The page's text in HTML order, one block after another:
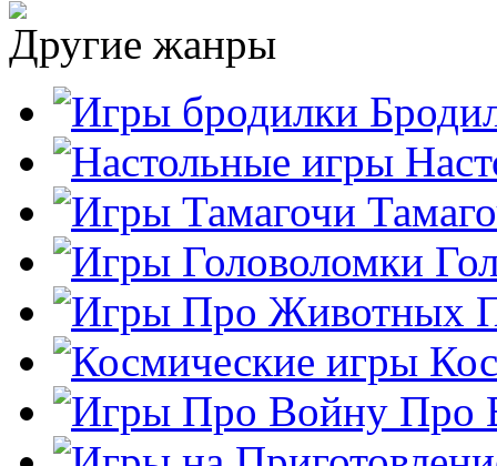
Другие жанры
Про